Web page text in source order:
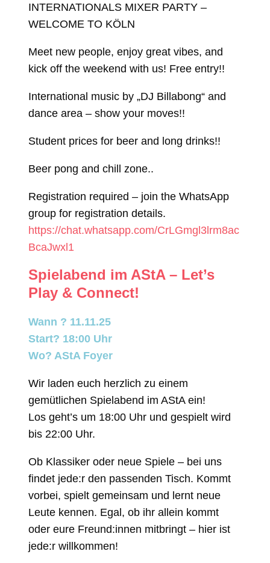
INTERNATIONALS MIXER PARTY –
WELCOME TO KÖLN
Meet new people, enjoy great vibes, and
kick off the weekend with us! Free entry!!
International music by „DJ Billabong“ and
dance area – show your moves!!
Student prices for beer and long drinks!!
Beer pong and chill zone..
Registration required – join the WhatsApp
group for registration details.
https://chat.whatsapp.com/CrLGmgl3lrm8ac
BcaJwxl1
Spielabend im AStA – Let’s
Play & Connect!
Wann ? 11.11.25
Start? 18:00 Uhr
Wo? AStA Foyer
Wir laden euch herzlich zu einem
gemütlichen Spielabend im AStA ein!
Los geht’s um 18:00 Uhr und gespielt wird
bis 22:00 Uhr.
Ob Klassiker oder neue Spiele – bei uns
findet jede:r den passenden Tisch. Kommt
vorbei, spielt gemeinsam und lernt neue
Leute kennen. Egal, ob ihr allein kommt
oder eure Freund:innen mitbringt – hier ist
jede:r willkommen!